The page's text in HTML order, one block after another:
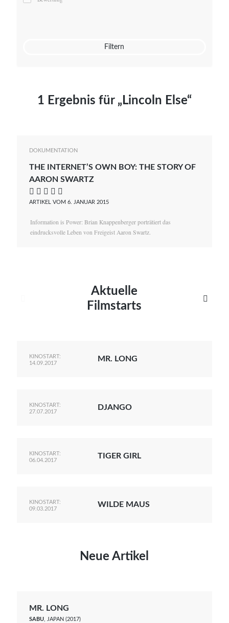
Mato von Vogelstein
Filtern
1 Ergebnis für „Lincoln Else“
DOKUMENTATION
THE INTERNET’S OWN BOY: THE STORY OF
AARON SWARTZ
    
ARTIKEL VOM 6. JANUAR 2015
Information is Power: Brian Knappenberger porträtiert das
eindrucksvolle Leben von Freigeist Aaron Swartz.
Aktuelle
Filmstarts

KINOSTART:
14.09.2017
MR. LONG
KINOSTART:
27.07.2017
DJANGO
KINOSTART:
06.04.2017
TIGER GIRL
KINOSTART:
09.03.2017
WILDE MAUS
Neue Artikel
MR. LONG
SABU, JAPAN (2017)